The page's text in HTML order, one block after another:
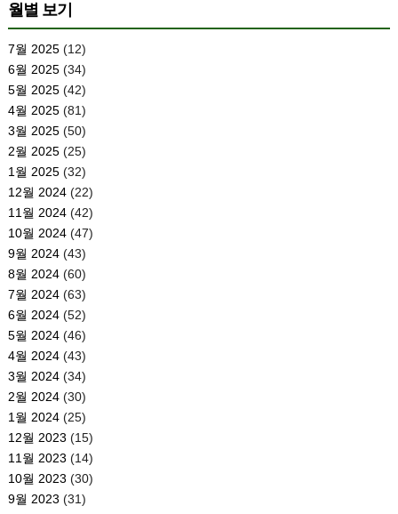
월별 보기
7월 2025(12)
6월 2025(34)
5월 2025(42)
4월 2025(81)
3월 2025(50)
2월 2025(25)
1월 2025(32)
12월 2024(22)
11월 2024(42)
10월 2024(47)
9월 2024(43)
8월 2024(60)
7월 2024(63)
6월 2024(52)
5월 2024(46)
4월 2024(43)
3월 2024(34)
2월 2024(30)
1월 2024(25)
12월 2023 (15)
11월 2023 (14)
10월 2023 (30)
9월 2023 (31)